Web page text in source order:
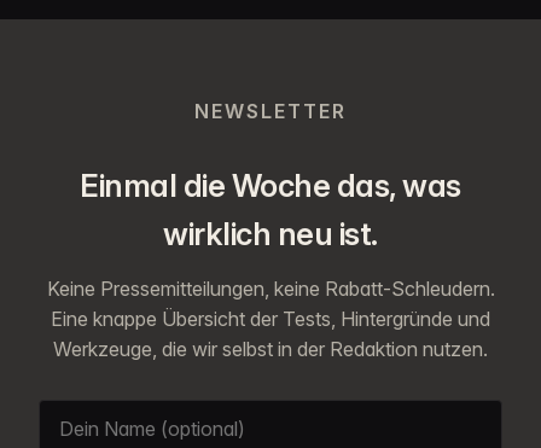
NEWSLETTER
Einmal die Woche das, was
wirklich neu ist.
Keine Pressemitteilungen, keine Rabatt-Schleudern.
Eine knappe Übersicht der Tests, Hintergründe und
Werkzeuge, die wir selbst in der Redaktion nutzen.